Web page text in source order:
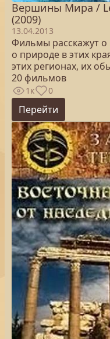
Вершины Мира /
(2009)
13.04.2013
Фильмы расскажут
о природе в этих
этих регионах, их
20 фильмов
1к 0
Перейти